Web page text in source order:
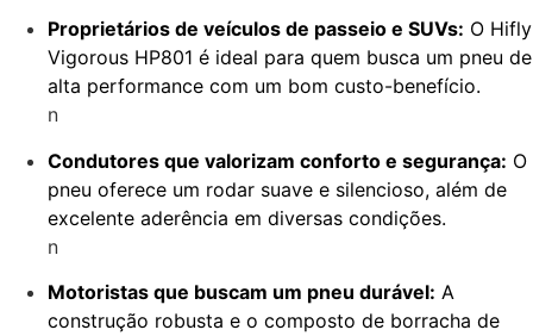
Proprietários de veículos de passeio e SUVs: O Hifly
Vigorous HP801 é ideal para quem busca um pneu de
alta performance com um bom custo-benefício.
n
Condutores que valorizam conforto e segurança: O
pneu oferece um rodar suave e silencioso, além de
excelente aderência em diversas condições.
n
Motoristas que buscam um pneu durável: A
construção robusta e o composto de borracha de